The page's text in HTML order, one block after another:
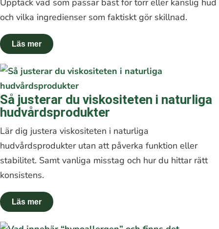
och vilka ingredienser som faktiskt gör skillnad.
Så justerar du viskositeten i naturliga
hudvårdsprodukter
Lär dig justera viskositeten i naturliga
hudvårdsprodukter utan att påverka funktion eller
stabilitet. Samt vanliga misstag och hur du hittar rätt
konsistens.